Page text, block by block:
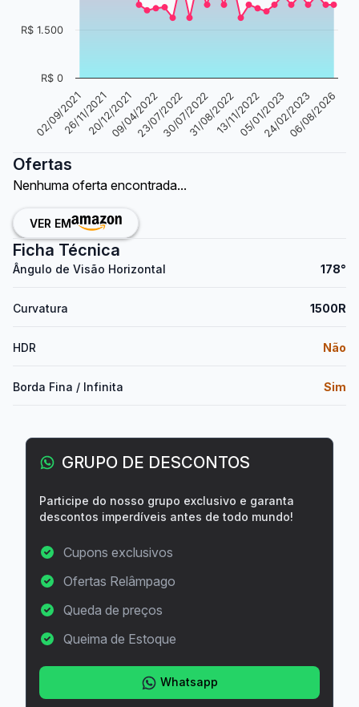
02/09/202126/11/202120/12/202109/04/202223/07/202230/07/202231/08/202213/11/202205/01/202324/02/202306/08/2026
R$ 0
R$ 1.500
Ofertas
Nenhuma oferta encontrada...
VER EM
Ficha Técnica
Ângulo de Visão Horizontal 178°
Curvatura 1500R
HDR Não
Borda Fina / Infinita Sim
GRUPO DE DESCONTOS
Participe do nosso grupo exclusivo e garanta
descontos imperdíveis antes de todo mundo!
Cupons exclusivos
Ofertas Relâmpago
Queda de preços
Queima de Estoque
Whatsapp